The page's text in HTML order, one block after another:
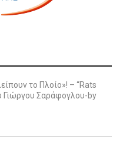
το Πλοίο»! – “Rats
Γιώργου Σαράφογλου-by